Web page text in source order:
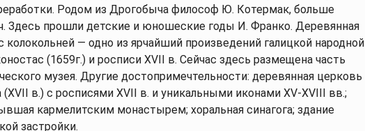
Родом из Дрогобыча философ Ю. Котермак, больше
Здесь прошли детские и юношеские годы И. Франко. Деревянная
— одно из ярчайший произведений галицкой народной
(1659г.) и росписи XVII в. Сейчас здесь размещена часть
музея. Другие достопримечтельности: деревянная церковь
в.) c росписями XVII в. и уникальными иконами XV-XVIII вв.;
кармелитским монастырем; хоральная синагога; здание
застройки.